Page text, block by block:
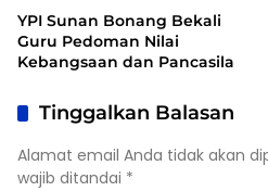
YPI Sunan Bonang Bekali
Guru Pedoman Nilai
Kebangsaan dan Pancasila
Tinggalkan Balasan
Alamat email Anda tidak akan
wajib ditandai *